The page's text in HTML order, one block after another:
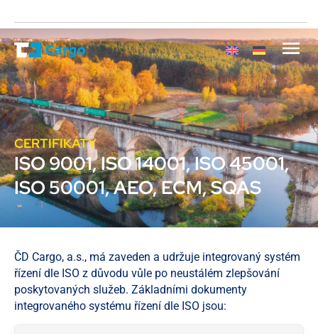
CERTIFIKÁTY
ISO 9001, ISO 14001, ISO 45001,
ISO 50001, AEO, ECM, SQAS
ČD Cargo, a.s., má zaveden a udržuje integrovaný systém
řízení dle ISO z důvodu vůle po neustálém zlepšování
poskytovaných služeb. Základními dokumenty
integrovaného systému řízení dle ISO jsou: